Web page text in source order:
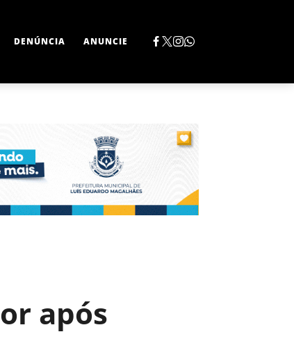
DENÚNCIA ANUNCIE
após